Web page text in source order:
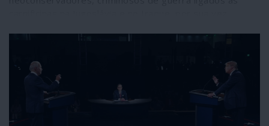
e Obama, polvilham as principais áreas de intervenção
da administração de Joseph Biden. Tudo sob influência
de Madeleine Albright, patrocinadora de crimes de
guerra, por exemplo nos Balcãs. A comunicação social
corporativa continua a “respirar de alívio” com o alegado
novo rumo dos Estados Unidos; porém, do quadro
actual há que esperar mais guerras, mais ingerência,